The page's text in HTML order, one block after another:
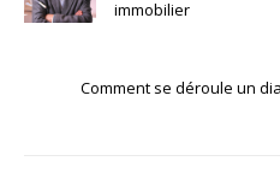
immobilier
Comment se déroule un